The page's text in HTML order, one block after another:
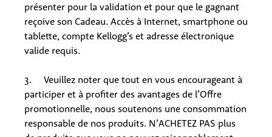
présenter pour la validation et pour que le gagnant
reçoive son Cadeau. Accès à Internet, smartphone ou
tablette, compte Kellogg’s et adresse électronique
valide requis.
3. Veuillez noter que tout en vous encourageant à
participer et à profiter des avantages de l’Offre
promotionnelle, nous soutenons une consommation
responsable de nos produits. N’ACHETEZ PAS plus